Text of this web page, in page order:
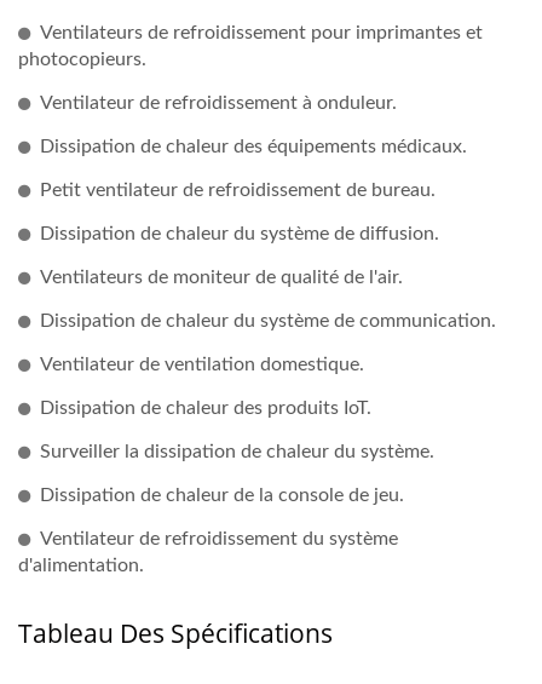
Ventilateurs de refroidissement pour imprimantes et
photocopieurs.
Ventilateur de refroidissement à onduleur.
Dissipation de chaleur des équipements médicaux.
Petit ventilateur de refroidissement de bureau.
Dissipation de chaleur du système de diffusion.
Ventilateurs de moniteur de qualité de l'air.
Dissipation de chaleur du système de communication.
Ventilateur de ventilation domestique.
Dissipation de chaleur des produits IoT.
Surveiller la dissipation de chaleur du système.
Dissipation de chaleur de la console de jeu.
Ventilateur de refroidissement du système
d'alimentation.
Tableau Des Spécifications